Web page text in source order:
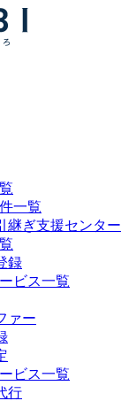
一覧
継ぎ支援センター
録
ビス一覧
ァー
ビス一覧
行